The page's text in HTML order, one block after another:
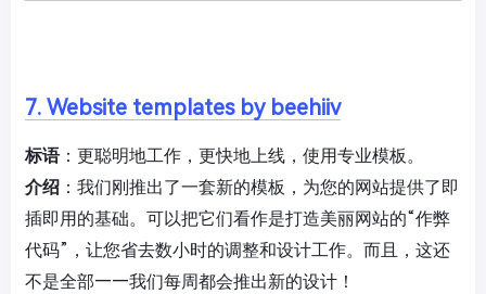
7. Website templates by beehiiv
标语：更聪明地工作，更快地上线，使用专业模板。
介绍 ：我们刚推出了一套新的模板，为您的网站提供了即
插即用的基础。可以把它们看作是打造美丽网站的“作弊
代码”，让您省去数小时的调整和设计工作。而且，这还
不是全部——我们每周都会推出新的设计！